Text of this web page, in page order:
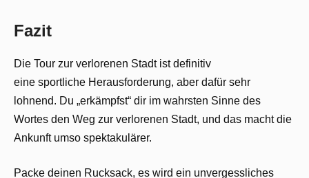
Fazit
Die Tour zur verlorenen Stadt ist definitiv
eine sportliche Herausforderung, aber dafür sehr
lohnend. Du „erkämpfst“ dir im wahrsten Sinne des
Wortes den Weg zur verlorenen Stadt, und das macht die
Ankunft umso spektakulärer.
Packe deinen Rucksack, es wird ein unvergessliches